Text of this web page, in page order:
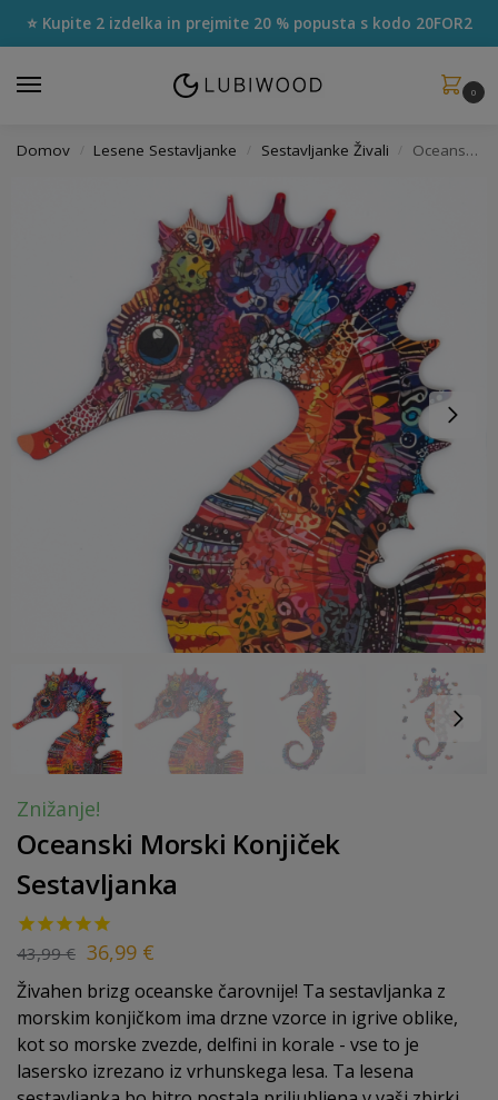
⭐ Kupite 2 izdelka in prejmite 20 % popusta s kodo 20FOR2
0
Domov / Lesene Sestavljanke / Sestavljanke Živali / Oceanski Morski Konjiček Sestavljanka
Znižanje!
Oceanski Morski Konjiček
Sestavljanka
43,99€ 36,99 €
Živahen brizg oceanske čarovnije! Ta sestavljanka z
morskim konjičkom ima drzne vzorce in igrive oblike,
kot so morske zvezde, delfini in korale - vse to je
lasersko izrezano iz vrhunskega lesa. Ta lesena